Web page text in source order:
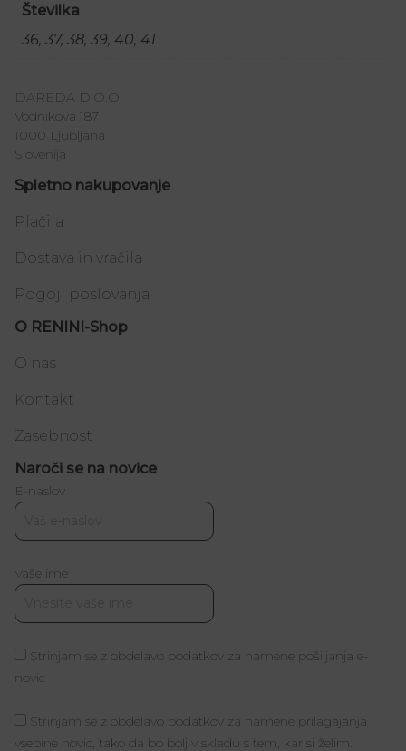
Številka
36, 37, 38, 39, 40, 41
DAREDA D.O.O.
Vodnikova 187
1000 Ljubljana
Slovenija
Spletno nakupovanje
Plačila
Dostava in vračila
Pogoji poslovanja
O RENINI-Shop
O nas
Kontakt
Zasebnost
Naroči se na novice
E-naslov
Vaše ime
Strinjam se z obdelavo podatkov za namene pošiljanja e-
novic
Strinjam se z obdelavo podatkov za namene prilagajanja
vsebine novic, tako da bo bolj v skladu s tem, kar si želim.